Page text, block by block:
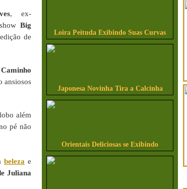
, ex-
Big
de
Caminho
ansiosos
além
pé não
beleza e
Juliana
Loira Peituda Exibindo Suas Curvas
Japonesa Novinha Tira a Calcinha
Orientais Deliciosas se Exibindo